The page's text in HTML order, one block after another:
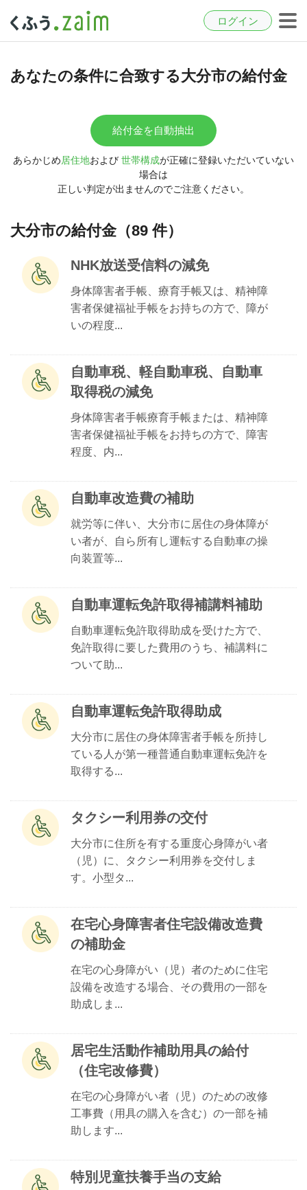
ログイン
あなたの条件に合致する大分市の給付金
給付金を自動抽出
あらかじめ居住地および 世帯構成が正確に登録いただいていない
場合は
正しい判定が出ませんのでご注意ください。
大分市の給付金（89 件）
NHK放送受信料の減免
身体障害者手帳、療育手帳又は、精神障
害者保健福祉手帳をお持ちの方で、障が
いの程度...
自動車税、軽自動車税、自動車
取得税の減免
身体障害者手帳療育手帳または、精神障
害者保健福祉手帳をお持ちの方で、障害
程度、内...
自動車改造費の補助
就労等に伴い、大分市に居住の身体障が
い者が、自ら所有し運転する自動車の操
向装置等...
自動車運転免許取得補講料補助
自動車運転免許取得助成を受けた方で、
免許取得に要した費用のうち、補講料に
ついて助...
自動車運転免許取得助成
大分市に居住の身体障害者手帳を所持し
ている人が第一種普通自動車運転免許を
取得する...
タクシー利用券の交付
大分市に住所を有する重度心身障がい者
（児）に、タクシー利用券を交付しま
す。小型タ...
在宅心身障害者住宅設備改造費
の補助金
在宅の心身障がい（児）者のために住宅
設備を改造する場合、その費用の一部を
助成しま...
居宅生活動作補助用具の給付
（住宅改修費）
在宅の心身障がい者（児）のための改修
工事費（用具の購入を含む）の一部を補
助します...
特別児童扶養手当の支給